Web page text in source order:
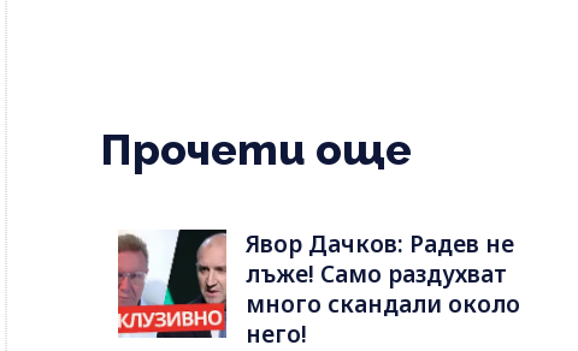
Прочети още
Явор Дачков: Радев не
лъже! Само раздухват
много скандали около
него!